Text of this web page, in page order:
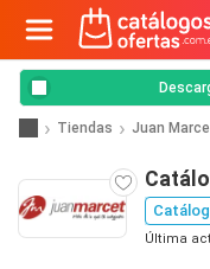
Tiendas Juan
Última